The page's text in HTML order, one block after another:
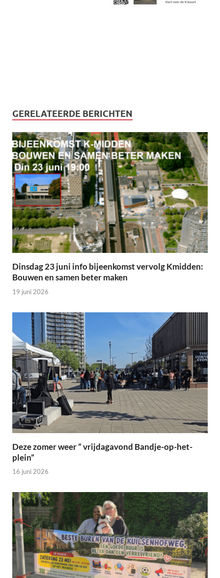
GERELATEERDE BERICHTEN
Dinsdag 23 juni info bijeenkomst vervolg Kmidden:
Bouwen en samen beter maken
19 juni 2026
Deze zomer weer ” vrijdagavond Bandje-op-het-
plein”
16 juni 2026